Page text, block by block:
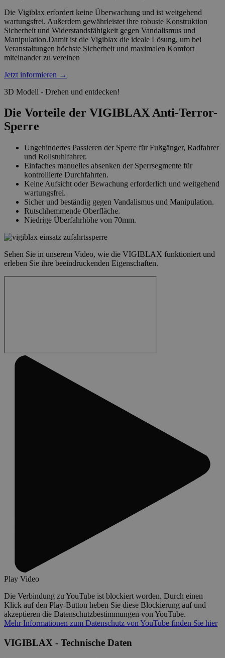
Die Vigiblax erfordert keine Überwachung und ist weitgehend
wartungsfrei. Außerdem gewährleistet ihre robuste Konstruktion
Sicherheit und Widerstandsfähigkeit gegen Vandalismus und
Manipulation.Damit ist die Vigiblax die ideale Lösung, um bei
Veranstaltungen höchste Sicherheit und maximalen Komfort
miteinander zu vereinen
Jetzt informieren →
3D Modell - Drehen und entdecken!
Die Vorteile der VIGIBLAX Anti-Terror-
Sperre
Ungehindertes Passieren der Sperre für Fußgänger, Radfahrer
und Rollstuhlfahrer.
Einfaches manuelles absenken der Sperrsegmente für
kontrollierte Durchfahrten.
Keine Aufsicht oder Bewachung erforderlich und weitgehend
wartungsfrei.
Sicher und beständig gegen Vandalismus und Manipulation.
Rutschhemmende Oberfläche.
Niedrige Überfahrhöhe von 70mm.
Sehen Sie in unserem Video, wie die VIGIBLAX funktioniert und
erleben Sie ihre beeindruckenden Eigenschaften.
Play Video
Die Verbindung zu YouTube ist blockiert worden. Durch einen
Klick auf den Play-Button heben Sie diese Blockierung auf und
akzeptieren die Datenschutzbestimmungen von YouTube.
Mehr Informationen zum Datenschutz von YouTube finden Sie hier
VIGIBLAX - Technische Daten